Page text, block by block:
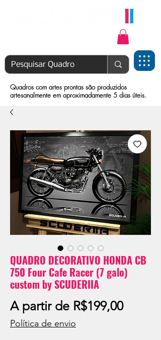
Quadros com artes prontas são produzidos
artesanalmente em aproximadamente 5 dias úteis.
QUADRO DECORATIVO HONDA CB
750 Four Cafe Racer (7 galo)
custom by SCUDERIIA
A partir de R$199,00Preço
Política de envio